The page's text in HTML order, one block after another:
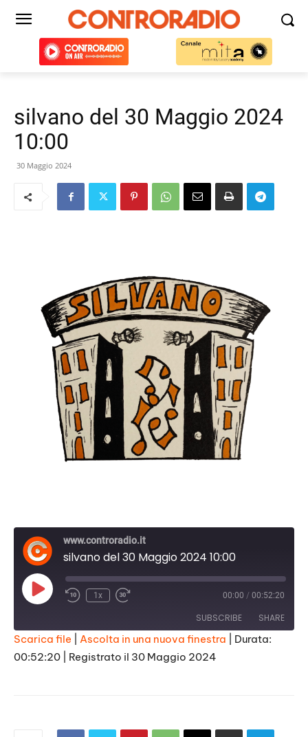
silvano del 30 Maggio 2024
10:00
30 Maggio 2024
www.controradio.it
silvano del 30 Maggio 2024 10:00
Play
Episode
1x 00:00 / 00:52:20
SUBSCRIBE SHARE
SHARE
Scarica file Ascolta in una nuova finestra
Durata:
00:52:20
Registrato il 30 Maggio 2024